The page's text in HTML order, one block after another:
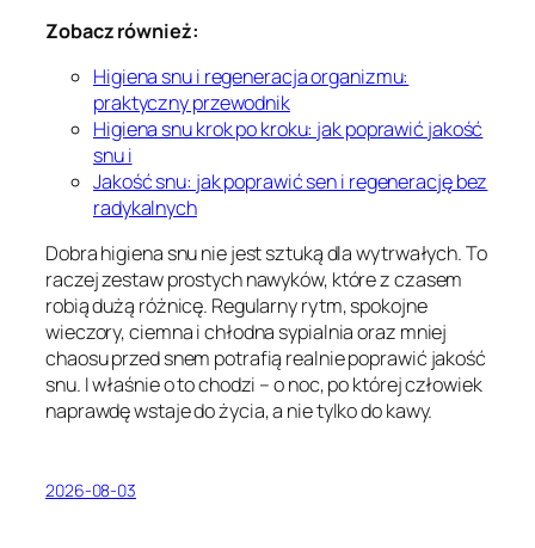
Zobacz również:
Higiena snu i regeneracja organizmu:
praktyczny przewodnik
Higiena snu krok po kroku: jak poprawić jakość
snu i
Jakość snu: jak poprawić sen i regenerację bez
radykalnych
Dobra higiena snu nie jest sztuką dla wytrwałych. To
raczej zestaw prostych nawyków, które z czasem
robią dużą różnicę. Regularny rytm, spokojne
wieczory, ciemna i chłodna sypialnia oraz mniej
chaosu przed snem potrafią realnie poprawić jakość
snu. I właśnie o to chodzi – o noc, po której człowiek
naprawdę wstaje do życia, a nie tylko do kawy.
2026-08-03